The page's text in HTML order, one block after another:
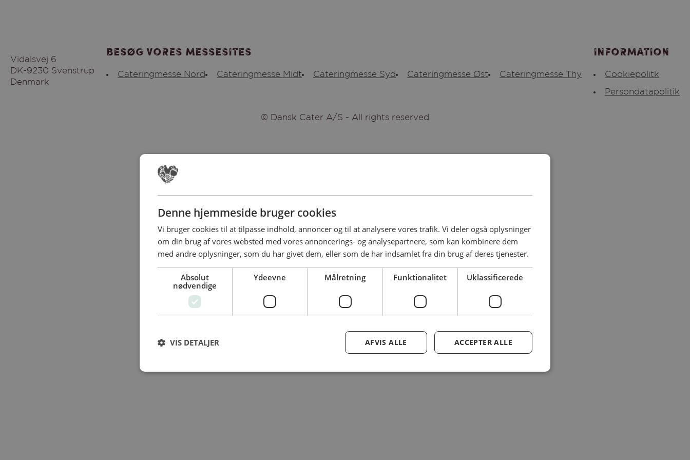
Vidalsvej 6
DK-9230 Svenstrup
Denmark
Besøg vores messesites
Cateringmesse Nord Cateringmesse Midt Cateringmesse Syd Cateringmesse Øst Cateringmesse Thy
Information
Cookiepolitk
Persondatapolitik
© Dansk Cater A/S - All rights reserved
Denne hjemmeside bruger cookies
Vi bruger cookies til at tilpasse indhold, annoncer og til at analysere vores trafik. Vi deler også oplysninger
om din brug af vores websted med vores annoncerings- og analysepartnere, som kan kombinere dem
med andre oplysninger, som du har givet dem, eller som de har indsamlet fra din brug af deres tjenester.
Absolut
nødvendige
Ydeevne Målretning Funktionalitet Uklassificerede
ACCEPTER ALLE
AFVIS ALLE
VIS DETALJER